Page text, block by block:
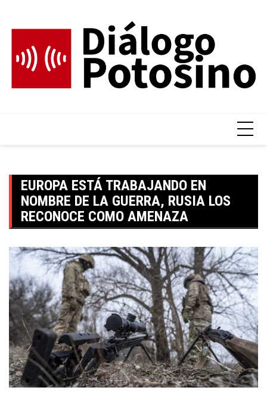
content
EUROPA ESTÁ TRABAJANDO EN
NOMBRE DE LA GUERRA, RUSIA LOS
RECONOCE COMO AMENAZA